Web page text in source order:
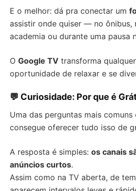
E o melhor: dá pra conectar um
assistir onde quiser — no ônibus,
academia ou durante uma pausa
O Google TV transforma
oportunidade de relaxar e se
💬 Curiosidade: Por que é
Uma das perguntas mais comuns
consegue oferecer tudo isso de
A resposta é simples: os canais
anúncios curtos.
Assim como na TV aberta, de